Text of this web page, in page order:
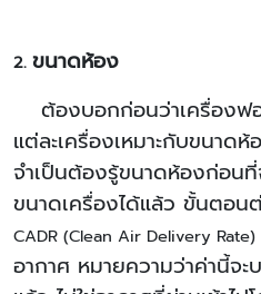
2. ขนาดห้อง
ต้องบอกก่อนว่าเครื่องฟ
แต่ละเครื่องเหมาะกับขนาด
จำเป็นต้องรู้ขนาดห้องก่อนที่
ขนาดเครื่องได้แล้ว ขั้นตอน
CADR (Clean Air Delivery Rate)
อากาศ หมายความว่าค่านี้จ